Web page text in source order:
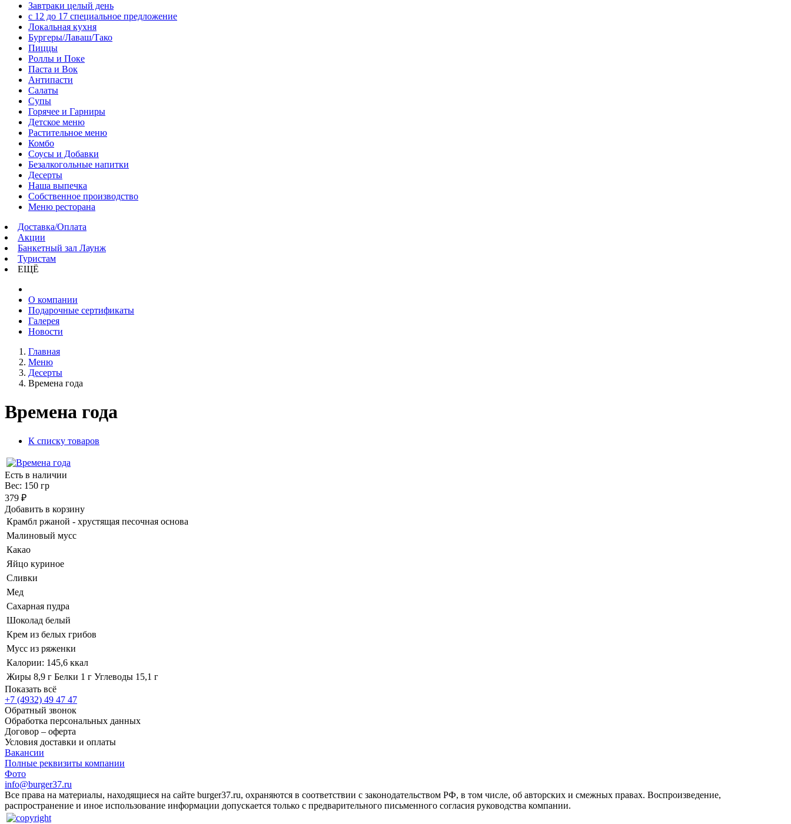
Завтраки целый день
с 12 до 17 специальное предложение
Локальная кухня
Бургеры/Лаваш/Тако
Пиццы
Роллы и Поке
Паста и Вок
Антипасти
Салаты
Супы
Горячее и Гарниры
Детское меню
Растительное меню
Комбо
Соусы и Добавки
Безалкогольные напитки
Десерты
Наша выпечка
Собственное производство
Меню ресторана
Доставка/Оплата
Акции
Банкетный зал Лаунж
Туристам
ЕЩЁ
О компании
Подарочные сертификаты
Галерея
Новости
Главная
Меню
Десерты
Времена года
Времена года
К списку товаров
Есть в наличии
Вес: 150 гр
379 ₽
Добавить в корзину
Крамбл ржаной - хрустящая песочная основа
Малиновый мусс
Какао
Яйцо куриное
Сливки
Мед
Сахарная пудра
Шоколад белый
Крем из белых грибов
Мусс из ряженки
Калории: 145,6 ккал
Жиры 8,9 г Белки 1 г Углеводы 15,1 г
Показать всё
+7 (4932) 49 47 47
Обратный звонок
Обработка персональных данных
Договор – оферта
Условия доставки и оплаты
Вакансии
Полные реквизиты компании
Фото
info@burger37.ru
Все права на материалы, находящиеся на сайте burger37.ru, охраняются в соответствии с законодательством РФ, в том числе, об авторских и смежных правах. Воспроизведение,
распространение и иное использование информации допускается только с предварительного письменного согласия руководства компании.